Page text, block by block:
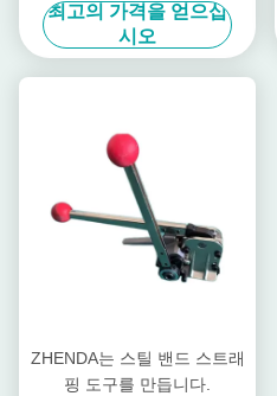
최고의 가격을 얻으십
시오
ZHENDA는 스틸 밴드 스트래
핑 도구를 만듭니다.